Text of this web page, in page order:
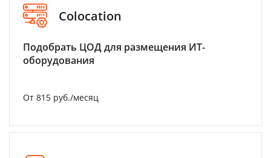
Colocation
Подобрать ЦОД для размещения ИТ-
оборудования
От 815 руб./месяц